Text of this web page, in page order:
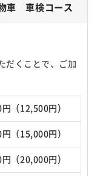
車 車検コース
だくことで、ご加
（12,500円）
（15,000円）
（20,000円）